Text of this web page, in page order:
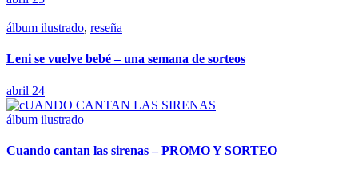
álbum ilustrado, reseña
Leni se vuelve bebé – una semana de sorteos
abril 24
álbum ilustrado
Cuando cantan las sirenas – PROMO Y SORTEO